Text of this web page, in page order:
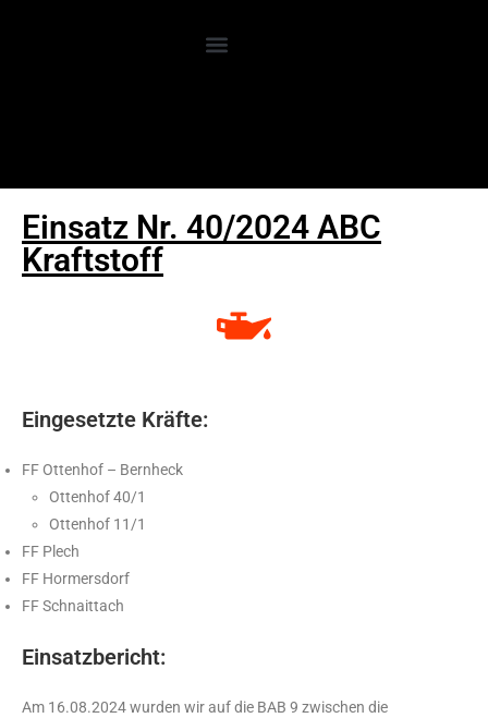
Einsatz Nr. 40/2024 ABC
Kraftstoff
Eingesetzte Kräfte:
FF Ottenhof – Bernheck
Ottenhof 40/1
Ottenhof 11/1
FF Plech
FF Hormersdorf
FF Schnaittach
Einsatzbericht:
Am 16.08.2024 wurden wir auf die BAB 9 zwischen die